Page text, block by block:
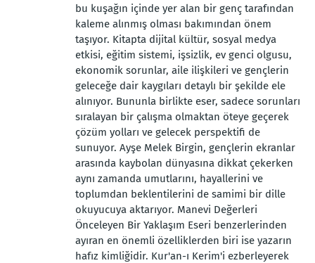
bu kuşağın içinde yer alan bir genç tarafından
kaleme alınmış olması bakımından önem
taşıyor. Kitapta dijital kültür, sosyal medya
etkisi, eğitim sistemi, işsizlik, ev genci olgusu,
ekonomik sorunlar, aile ilişkileri ve gençlerin
geleceğe dair kaygıları detaylı bir şekilde ele
alınıyor. Bununla birlikte eser, sadece sorunları
sıralayan bir çalışma olmaktan öteye geçerek
çözüm yolları ve gelecek perspektifi de
sunuyor. Ayşe Melek Birgin, gençlerin ekranlar
arasında kaybolan dünyasına dikkat çekerken
aynı zamanda umutlarını, hayallerini ve
toplumdan beklentilerini de samimi bir dille
okuyucuya aktarıyor. Manevi Değerleri
Önceleyen Bir Yaklaşım Eseri benzerlerinden
ayıran en önemli özelliklerden biri ise yazarın
hafız kimliğidir. Kur'an-ı Kerim'i ezberleyerek